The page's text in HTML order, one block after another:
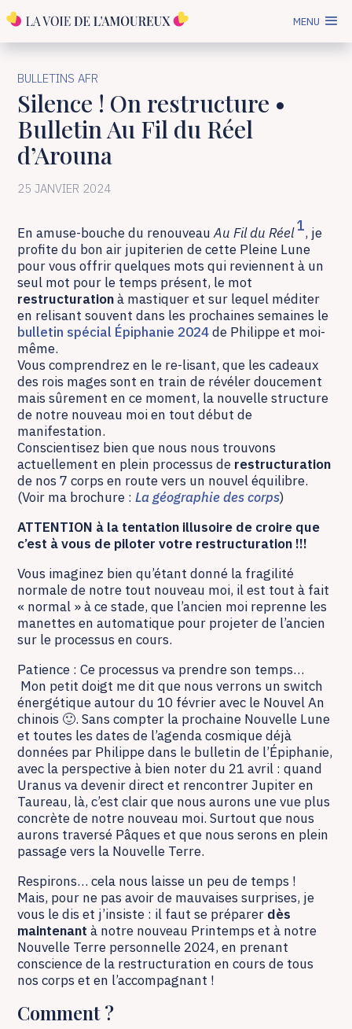
MENU
BULLETINS AFR
Silence ! On restructure •
Bulletin Au Fil du Réel
d’Arouna
25 JANVIER 2024
En amuse-bouche du renouveauAu Fil du Réel1, je
profite du bon air jupiterien de cette Pleine Lune
pour vous offrir quelques mots qui reviennent à un
seul mot pour le temps présent, le mot
restructurationà mastiquer et sur lequel méditer
en relisant souvent dans les prochaines semaines le
bulletin spécial Épiphanie 2024de Philippe et moi-
même.
Vous comprendrez en le re-lisant, que les cadeaux
des rois mages sont en train de révéler doucement
mais sûrement en ce moment, la nouvelle structure
de notre nouveau moi en tout début de
manifestation.
Conscientisez bien que nous nous trouvons
actuellement en plein processus de restructuration
de nos 7 corps en route vers un nouvel équilibre.
(Voir ma brochure :La géographie des corps)
ATTENTION à la tentation illusoire de croire que
c’est à vous de piloter votre restructuration !!!
Vous imaginez bien qu’étant donné la fragilité
normale de notre tout nouveau moi, il est tout à fait
« normal » à ce stade, que l’ancien moi reprenne les
manettes en automatique pour projeter de l’ancien
sur le processus en cours.
Patience : Ce processus va prendre son temps…
Mon petit doigt me dit que nous verrons un switch
énergétique autour du 10 février avec le Nouvel An
chinois 🙂. Sans compter la prochaine Nouvelle Lune
et toutes les dates de l’agenda cosmique déjà
données par Philippe dans le bulletin de l’Épiphanie,
avec la perspective à bien noter du 21 avril : quand
Uranus va devenir direct et rencontrer Jupiter en
Taureau, là, c’est clair que nous aurons une vue plus
concrète de notre nouveau moi. Surtout que nous
aurons traversé Pâques et que nous serons en plein
passage vers la Nouvelle Terre.
Respirons… cela nous laisse un peu de temps !
Mais, pour ne pas avoir de mauvaises surprises, je
vous le dis et j’insiste : il faut se préparer dès
maintenant à notre nouveau Printemps et à notre
Nouvelle Terre personnelle 2024, en prenant
conscience de la restructuration en cours de tous
nos corps et en l’accompagnant !
Comment ?